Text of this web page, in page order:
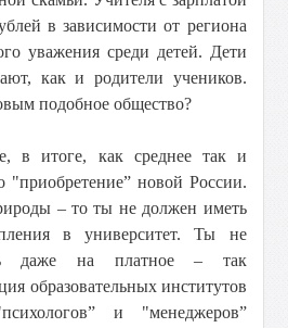
в зависимости от региона
уважения среди детей. Дети
как и родители учеников.
подобное общество?
в итоге, как среднее так и
новой России.
– то ты не должен иметь
в университет. Ты не
даже на платное – так
образовательных институтов
и "менеджеров”